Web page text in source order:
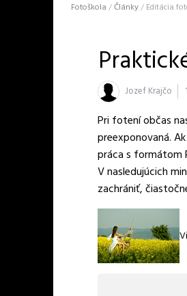
Fotoškola /Články/ Editácia
Jozef Krajčo
Pri fotení občas
preexponovaná.
práca s formátom
V nasledujúcich
zachrániť,